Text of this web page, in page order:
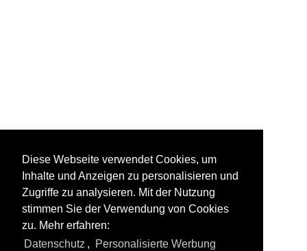
Diese Webseite verwendet Cookies, um
Inhalte und Anzeigen zu personalisieren und
Zugriffe zu analysieren. Mit der Nutzung
stimmen Sie der Verwendung von Cookies
zu. Mehr erfahren:
Datenschutz , Personalisierte Werbung